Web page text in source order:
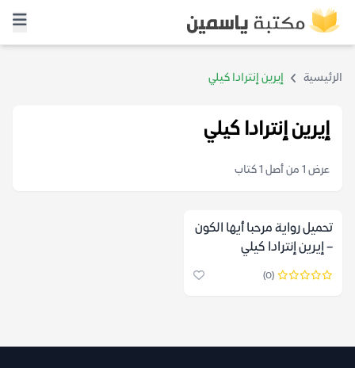
الرئيسية إيرين إنترادا كيلي
إيرين إنترادا كيلي
عرض 1 من أصل 1 كتاب
تحميل رواية مرحبا أيها الكون
– إيرين إنترادا كيلي
(0)